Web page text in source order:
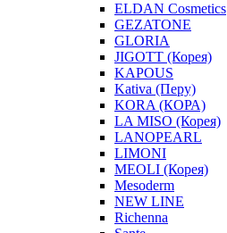
ELDAN Cosmetics
GEZATONE
GLORIA
JIGOTT (Корея)
KAPOUS
Kativa (Перу)
KORA (КОРА)
LA MISO (Корея)
LANOPEARL
LIMONI
MEOLI (Корея)
Mesoderm
NEW LINE
Richenna